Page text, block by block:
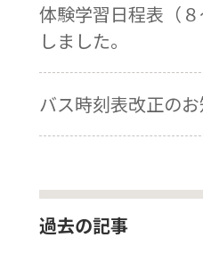
体験学習日程表（
しました。
バス時刻表改正の
過去の記事